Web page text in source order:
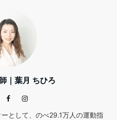
｜葉月 ちひろ
として、のべ29.1万人の運動指